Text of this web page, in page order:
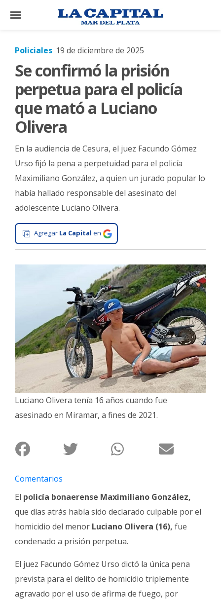
×
El
El
Mundo
La
Cultura
Tecnología
Gastronomía
Interés
General
La
Espectáculos
Policiales
Fotos
de
Fúnebres
Policiales 19 de diciembre de 2025
Se confirmó la prisión
perpetua para el policía
que mató a Luciano
Olivera
En la audiencia de Cesura, el juez Facundo Gómez
Urso fijó la pena a perpetuidad para el policía
Maximiliano González, a quien un jurado popular lo
había hallado responsable del asesinato del
adolescente Luciano Olivera.
Agregar La Capital en
Luciano Olivera tenía 16 años cuando fue
asesinado en Miramar, a fines de 2021.
Comentarios
El policía bonaerense Maximiliano González,
que días atrás había sido declarado culpable por el
homicidio del menor Luciano Olivera (16), fue
condenado a prisión perpetua.
El juez Facundo Gómez Urso dictó la única pena
prevista para el delito de homicidio triplemente
agravado por el uso de afirma de fuego, por